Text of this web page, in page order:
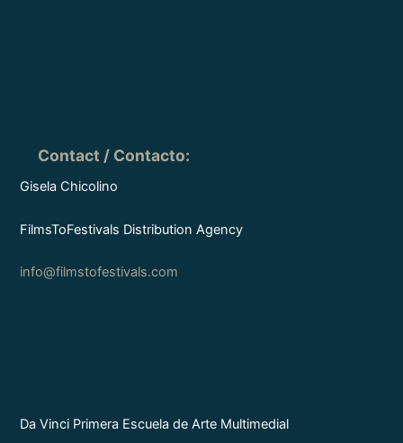
Contact / Contacto:
Gisela Chicolino
FilmsToFestivals Distribution Agency
info@filmstofestivals.com
Da Vinci Primera Escuela de Arte Multimedial